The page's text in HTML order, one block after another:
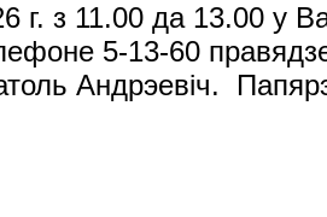
г. з 11.00 да 13.00 у
5-13-60
Андрэевіч.